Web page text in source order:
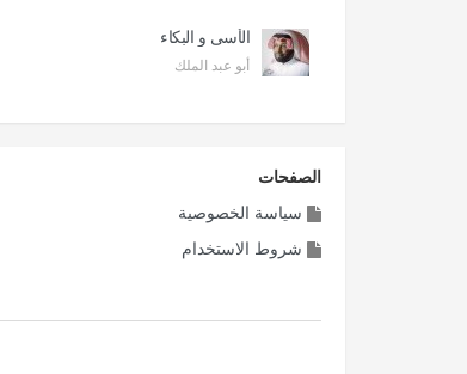
الأسى و البكاء
أبو عبد الملك
الصفحات
سياسة الخصوصية
شروط الاستخدام